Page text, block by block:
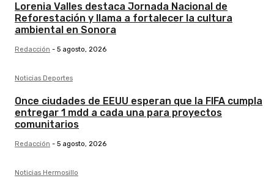
Lorenia Valles destaca Jornada Nacional de
Reforestación y llama a fortalecer la cultura
ambiental en Sonora
Redacción - 5 agosto, 2026
Noticias Deportes
Once ciudades de EEUU esperan que la FIFA cumpla
entregar 1 mdd a cada una para proyectos
comunitarios
Redacción - 5 agosto, 2026
Noticias Hermosillo